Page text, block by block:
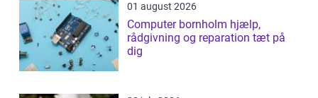
01 august 2026
Computer bornholm hjælp,
rådgivning og reparation tæt på
dig